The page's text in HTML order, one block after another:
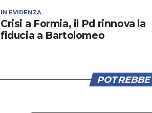
IN EVIDENZA
Crisi a Formia, il Pd rinnova la
fiducia a Bartolomeo